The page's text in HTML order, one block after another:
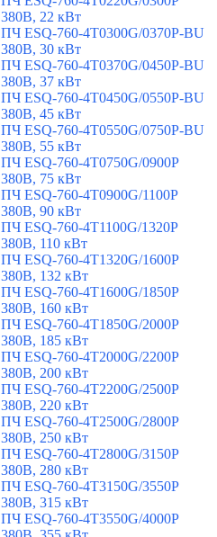
380В, 22 кВт
ПЧ ESQ-760-4T0300G/0370P-BU
380В, 30 кВт
ПЧ ESQ-760-4T0370G/0450P-BU
380В, 37 кВт
ПЧ ESQ-760-4T0450G/0550P-BU
380В, 45 кВт
ПЧ ESQ-760-4T0550G/0750P-BU
380В, 55 кВт
ПЧ ESQ-760-4T0750G/0900P
380В, 75 кВт
ПЧ ESQ-760-4T0900G/1100P
380В, 90 кВт
ПЧ ESQ-760-4T1100G/1320P
380В, 110 кВт
ПЧ ESQ-760-4T1320G/1600P
380В, 132 кВт
ПЧ ESQ-760-4T1600G/1850P
380В, 160 кВт
ПЧ ESQ-760-4T1850G/2000P
380В, 185 кВт
ПЧ ESQ-760-4T2000G/2200P
380В, 200 кВт
ПЧ ESQ-760-4T2200G/2500P
380В, 220 кВт
ПЧ ESQ-760-4T2500G/2800P
380В, 250 кВт
ПЧ ESQ-760-4T2800G/3150P
380В, 280 кВт
ПЧ ESQ-760-4T3150G/3550P
380В, 315 кВт
ПЧ ESQ-760-4T3550G/4000P